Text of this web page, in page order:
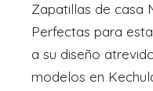
Zapatillas de casa
Perfectas para
a su diseño
modelos en